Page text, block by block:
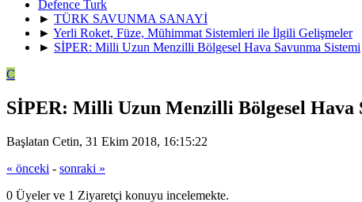
Defence Turk
► TÜRK SAVUNMA SANAYİ
► Yerli Roket, Füze, Mühimmat Sistemleri ile İlgili Gelişmeler
► SİPER: Milli Uzun Menzilli Bölgesel Hava Savunma Sistemi
C
SİPER: Milli Uzun Menzilli Bölgesel Hava
Başlatan Cetin, 31 Ekim 2018, 16:15:22
« önceki - sonraki »
0 Üyeler ve 1 Ziyaretçi konuyu incelemekte.